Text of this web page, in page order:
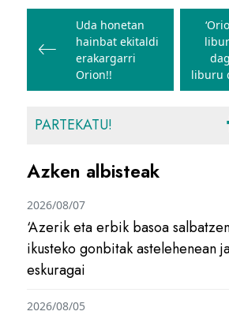
zehar
nabigatu
Uda honetan
hainbat ekitaldi
erakargarri
Orion!!
liburu
PARTEKATU!
Azken albisteak
‘Azerik eta erbik basoa
ikusteko gonbitak astelehenean
eskuragai
2026/08/07
2026/08/05